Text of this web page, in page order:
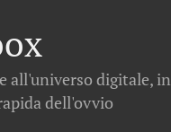
all'universo digitale, in
dell'ovvio